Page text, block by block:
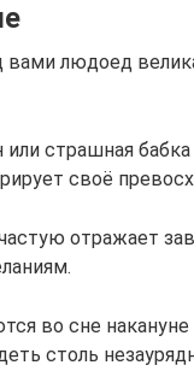
вами людоед
страшная
своё
отражает
во сне
столь